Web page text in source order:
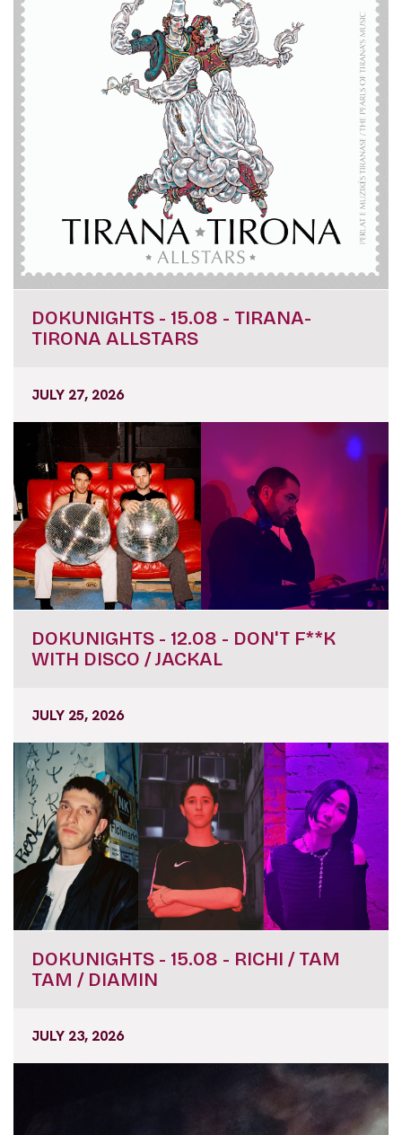
DOKUNIGHTS - 15.08 - TIRANA-
TIRONA ALLSTARS
JULY 27, 2026
DOKUNIGHTS - 12.08 - DON'T F**K
WITH DISCO / JACKAL
JULY 25, 2026
DOKUNIGHTS - 15.08 - RICHI / TAM
TAM / DIAMIN
JULY 23, 2026